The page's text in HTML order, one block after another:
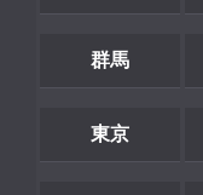
群馬
東京